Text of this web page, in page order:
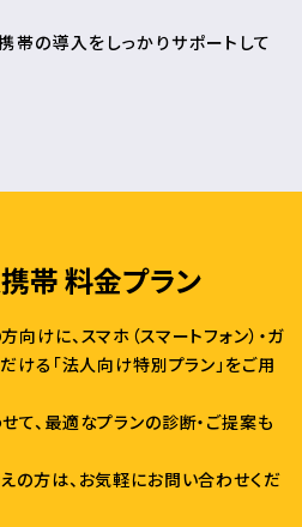
の導入をしっかりサポートして
帯 料金プラン
けに、スマホ（スマートフォン）・ガ
ける「法人向け特別プラン」をご用
て、最適なプランの診断・ご提案も
の方は、お気軽にお問い合わせくだ